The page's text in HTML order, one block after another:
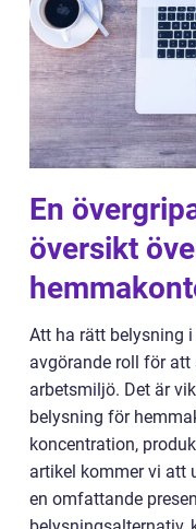
En
översikt
Att ha rätt belysning
avgörande roll för
arbetsmiljö. Det är
belysning för
koncentration,
artikel kommer vi att
en omfattande